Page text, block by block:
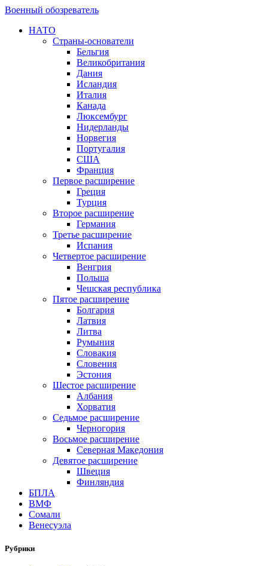
Военный обозреватель
НАТО
Страны-основатели
Бельгия
Великобритания
Дания
Исландия
Италия
Канада
Люксембург
Нидерланды
Норвегия
Португалия
США
Франция
Первое расширение
Греция
Турция
Второе расширение
Германия
Третье расширение
Испания
Четвертое расширение
Венгрия
Польша
Чешская республика
Пятое расширение
Болгария
Латвия
Литва
Румыния
Словакия
Словения
Эстония
Шестое расширение
Албания
Хорватия
Седьмое расширение
Черногория
Восьмое расширение
Северная Македония
Девятое расширение
Швеция
Финляндия
БПЛА
ВМФ
Сомали
Венесуэла
Рубрики